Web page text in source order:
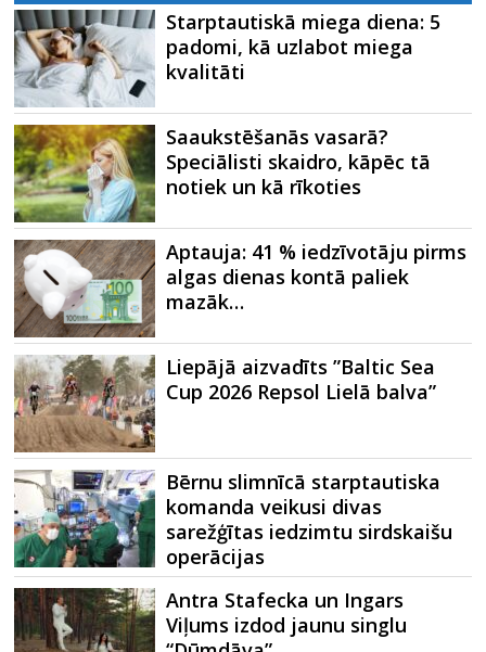
Starptautiskā miega diena: 5
padomi, kā uzlabot miega
kvalitāti
Saaukstēšanās vasarā?
Speciālisti skaidro, kāpēc tā
notiek un kā rīkoties
Aptauja: 41 % iedzīvotāju pirms
algas dienas kontā paliek
mazāk…
Liepājā aizvadīts ”Baltic Sea
Cup 2026 Repsol Lielā balva”
Bērnu slimnīcā starptautiska
komanda veikusi divas
sarežģītas iedzimtu sirdskaišu
operācijas
Antra Stafecka un Ingars
Viļums izdod jaunu singlu